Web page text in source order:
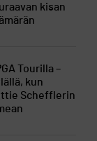
kisan
Tourilla –
kun
Schefflerin